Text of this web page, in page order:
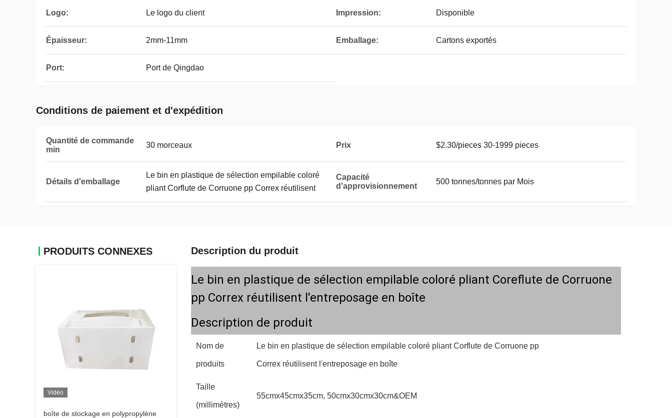
Logo: Le logo du client Impression: Disponible
Épaisseur: 2mm-11mm Emballage: Cartons exportés
Port: Port de Qingdao
Conditions de paiement et d'expédition
Quantité de commande
min
30 morceaux Prix $2.30/pieces 30-1999 pieces
Détails d'emballage
Le bin en plastique de sélection empilable coloré
pliant Corflute de Corruone pp Correx réutilisent
Capacité
d'approvisionnement
500 tonnes/tonnes par Mois
PRODUITS CONNEXES
Vidéo
boîte de stockage en polypropylène
Description du produit
Le bin en plastique de sélection empilable coloré pliant Coreflute de Corruone
pp Correx réutilisent l'entreposage en boîte
Description de produit
Nom de
produits
Le bin en plastique de sélection empilable coloré pliant Corflute de Corruone pp
Correx réutilisent l'entreposage en boîte
Taille
(millimètres)
55cmx45cmx35cm, 50cmx30cmx30cm&OEM